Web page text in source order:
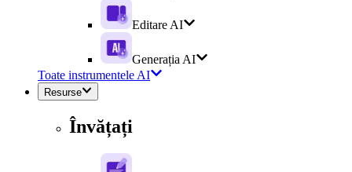
Editare AI
Generația AI
Toate instrumentele AI
Resurse
Învățați